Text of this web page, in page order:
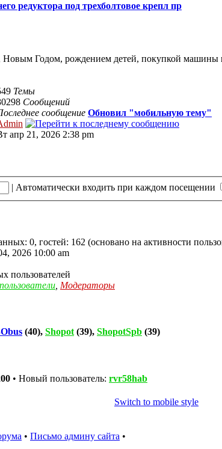
редуктора под трехболтовое крепл пр
Новым Годом, рождением детей, покупкой машины
Темы
Сообщений
сообщение Обновил "мобильную тему"
апр 21, 2026 2:38 pm
| Автоматически входить при каждом посещении
0, гостей: 162 (основано на активности
2026 10:00 am
пользователей
Модераторы
(40), Shopot (39), ShopotSpb (39)
• Новый пользователь: rvr58hab
Switch to mobile style
• Письмо админу сайта •